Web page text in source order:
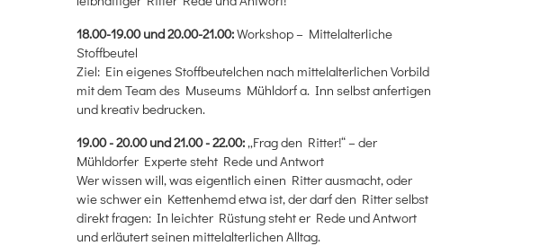
18.00-19.00 und 20.00-21.00:Workshop – Mittelalterliche
Stoffbeutel
Ziel: Ein eigenes Stoffbeutelchen nach mittelalterlichen Vorbild
mit dem Team des Museums Mühldorf a. Inn selbst anfertigen
und kreativ bedrucken.
19.00 - 20.00 und 21.00 - 22.00: „Frag den Ritter!“ – der
Mühldorfer Experte steht Rede und Antwort
Wer wissen will, was eigentlich einen Ritter ausmacht, oder
wie schwer ein Kettenhemd etwa ist, der darf den Ritter selbst
direkt fragen: In leichter Rüstung steht er Rede und Antwort
und erläutert seinen mittelalterlichen Alltag.